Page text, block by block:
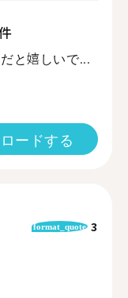
と嬉しいで...
ードする
format_quote 3